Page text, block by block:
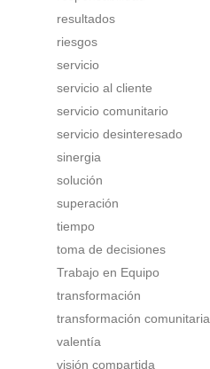
resultados
riesgos
servicio
servicio al cliente
servicio comunitario
servicio desinteresado
sinergia
solución
superación
tiempo
toma de decisiones
Trabajo en Equipo
transformación
transformación comunitaria
valentía
visión compartida